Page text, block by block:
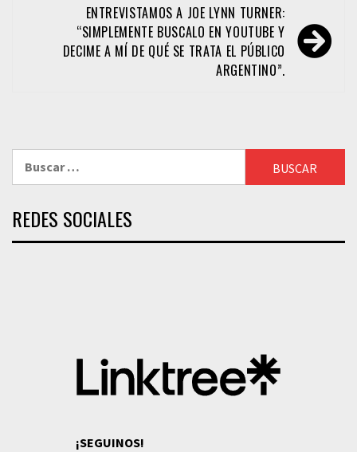
ENTREVISTAMOS A JOE LYNN TURNER:
“SIMPLEMENTE BUSCALO EN YOUTUBE Y
DECIME A MÍ DE QUÉ SE TRATA EL PÚBLICO
ARGENTINO”.
REDES SOCIALES
¡SEGUINOS!